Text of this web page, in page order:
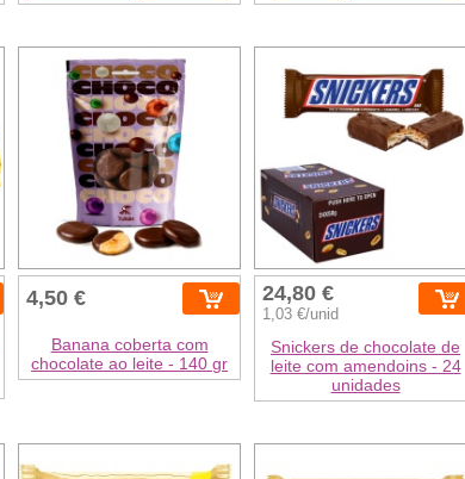
4,50 €
Banana coberta com
chocolate ao leite - 140 gr
24,80 €
1,03 €/unid
Snickers de chocolate de
leite com amendoins - 24
unidades